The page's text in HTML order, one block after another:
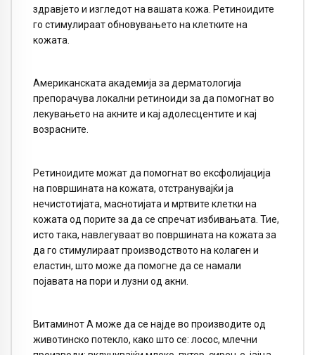
здравјето и изгледот на вашата кожа. Ретиноидите
го стимулираат обновувањето на клетките на
кожата.
Американската академија за дерматологија
препорачува локални ретиноиди за да помогнат во
лекувањето на акните и кај адолесцентите и кај
возрасните.
Ретиноидите можат да помогнат во ексфолијација
на површината на кожата, отстранувајќи ја
нечистотијата, маснотијата и мртвите клетки на
кожата од порите за да се спречат избивањата. Тие,
исто така, навлегуваат во површината на кожата за
да го стимулираат производството на колаген и
еластин, што може да помогне да се намали
појавата на пори и лузни од акни.
Витаминот А може да се најде во производите од
животинско потекло, како што се: лосос, млечни